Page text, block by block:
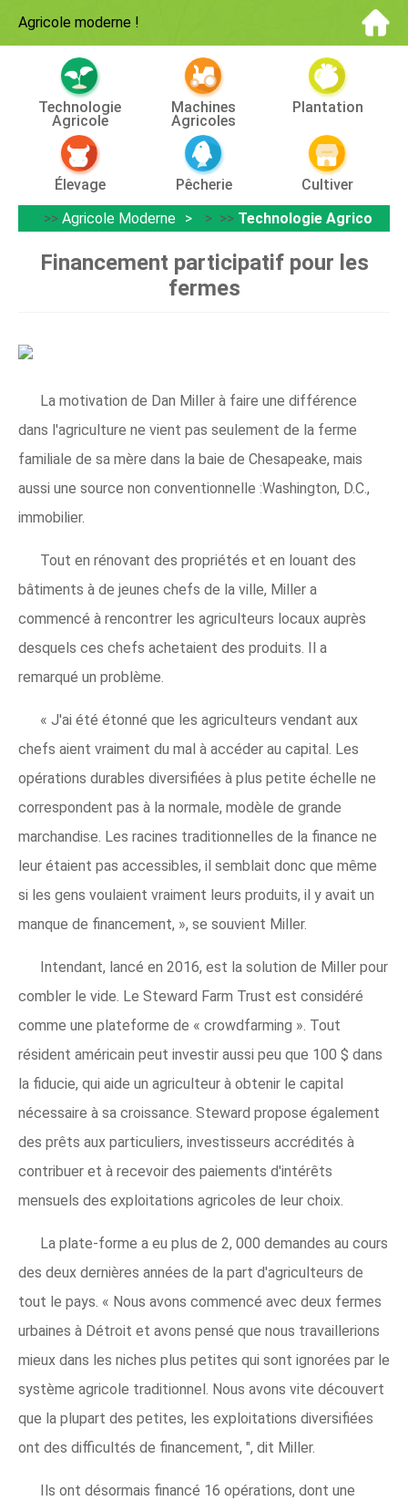
Agricole moderne !
Technologie
Agricole
Machines
Agricoles
Plantation
Élevage Pêcherie
Cultiver
>> Agricole Moderne > >> Technologie Agricole
Financement participatif pour les
fermes
La motivation de Dan Miller à faire une différence
dans l'agriculture ne vient pas seulement de la ferme
familiale de sa mère dans la baie de Chesapeake, mais
aussi une source non conventionnelle :Washington, D.C.,
immobilier.
Tout en rénovant des propriétés et en louant des
bâtiments à de jeunes chefs de la ville, Miller a
commencé à rencontrer les agriculteurs locaux auprès
desquels ces chefs achetaient des produits. Il a
remarqué un problème.
« J'ai été étonné que les agriculteurs vendant aux
chefs aient vraiment du mal à accéder au capital. Les
opérations durables diversifiées à plus petite échelle ne
correspondent pas à la normale, modèle de grande
marchandise. Les racines traditionnelles de la finance ne
leur étaient pas accessibles, il semblait donc que même
si les gens voulaient vraiment leurs produits, il y avait un
manque de financement, », se souvient Miller.
Intendant, lancé en 2016, est la solution de Miller pour
combler le vide. Le Steward Farm Trust est considéré
comme une plateforme de « crowdfarming ». Tout
résident américain peut investir aussi peu que 100 $ dans
la fiducie, qui aide un agriculteur à obtenir le capital
nécessaire à sa croissance. Steward propose également
des prêts aux particuliers, investisseurs accrédités à
contribuer et à recevoir des paiements d'intérêts
mensuels des exploitations agricoles de leur choix.
La plate-forme a eu plus de 2, 000 demandes au cours
des deux dernières années de la part d'agriculteurs de
tout le pays. « Nous avons commencé avec deux fermes
urbaines à Détroit et avons pensé que nous travaillerions
mieux dans les niches plus petites qui sont ignorées par le
système agricole traditionnel. Nous avons vite découvert
que la plupart des petites, les exploitations diversifiées
ont des difficultés de financement, ", dit Miller.
Ils ont désormais financé 16 opérations, dont une